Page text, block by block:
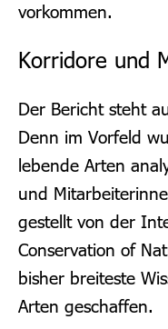
vorkommen.
Korridore und
Der Bericht steht
Denn im Vorfeld
lebende Arten
und
gestellt von der
Conservation of
bisher breiteste
Arten geschaffen.